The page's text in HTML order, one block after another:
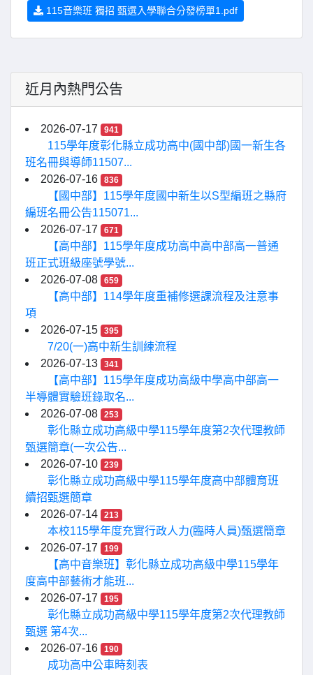
115音樂班 獨招 甄選入學聯合分發榜單1.pdf
近月內熱門公告
2026-07-17 941
115學年度彰化縣立成功高中(國中部)國一新生各
班名冊與導師11507...
2026-07-16
836
【國中部】115學年度國中新生以S型編班之縣府
編班名冊公告115071...
2026-07-17
671
【高中部】115學年度成功高中高中部高一普通
班正式班級座號學號...
2026-07-08
659
【高中部】114學年度重補修選課流程及注意事
項
2026-07-15
395
7/20(一)高中新生訓練流程
2026-07-13
341
【高中部】115學年度成功高級中學高中部高一
半導體實驗班錄取名...
2026-07-08
253
彰化縣立成功高級中學115學年度第2次代理教師
甄選簡章(一次公告...
2026-07-10
239
彰化縣立成功高級中學115學年度高中部體育班
續招甄選簡章
2026-07-14
213
本校115學年度充實行政人力(臨時人員)甄選簡章
2026-07-17
199
【高中音樂班】彰化縣立成功高級中學115學年
度高中部藝術才能班...
2026-07-17
195
彰化縣立成功高級中學115學年度第2次代理教師
甄選 第4次...
2026-07-16
190
成功高中公車時刻表